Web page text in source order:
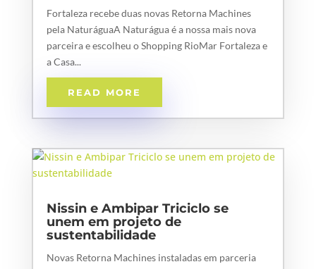
Fortaleza recebe duas novas Retorna Machines
pela NaturáguaA Naturágua é a nossa mais nova
parceira e escolheu o Shopping RioMar Fortaleza e
a Casa...
READ MORE
Nissin e Ambipar Triciclo se
unem em projeto de
sustentabilidade
Novas Retorna Machines instaladas em parceria